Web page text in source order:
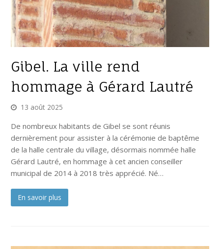
Gibel. La ville rend
hommage à Gérard Lautré
13 août 2025
De nombreux habitants de Gibel se sont réunis
dernièrement pour assister à la cérémonie de baptême
de la halle centrale du village, désormais nommée halle
Gérard Lautré, en hommage à cet ancien conseiller
municipal de 2014 à 2018 très apprécié. Né…
En savoir plus